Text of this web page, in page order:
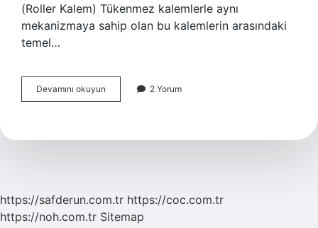
(Roller Kalem) Tükenmez kalemlerle aynı
mekanizmaya sahip olan bu kalemlerin arasındaki
temel…
Devamını okuyun
Kalem
Olur
2 Yorum
https://safderun.com.tr https://coc.com.tr
https://noh.com.tr Sitemap